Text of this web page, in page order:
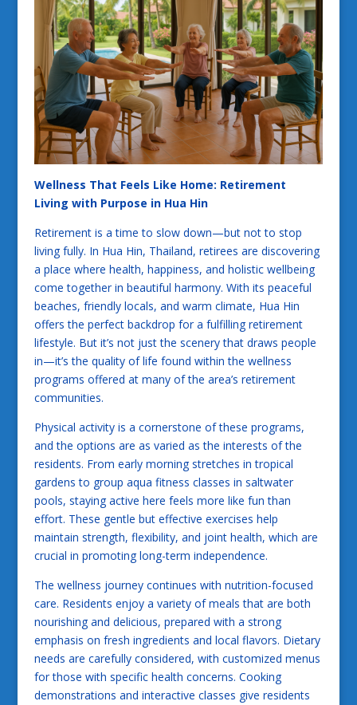
Wellness That Feels Like Home: Retirement
Living with Purpose in Hua Hin
Retirement is a time to slow down—but not to stop
living fully. In Hua Hin, Thailand, retirees are discovering
a place where health, happiness, and holistic wellbeing
come together in beautiful harmony. With its peaceful
beaches, friendly locals, and warm climate, Hua Hin
offers the perfect backdrop for a fulfilling retirement
lifestyle. But it’s not just the scenery that draws people
in—it’s the quality of life found within the wellness
programs offered at many of the area’s retirement
communities.
Physical activity is a cornerstone of these programs,
and the options are as varied as the interests of the
residents. From early morning stretches in tropical
gardens to group aqua fitness classes in saltwater
pools, staying active here feels more like fun than
effort. These gentle but effective exercises help
maintain strength, flexibility, and joint health, which are
crucial in promoting long-term independence.
The wellness journey continues with nutrition-focused
care. Residents enjoy a variety of meals that are both
nourishing and delicious, prepared with a strong
emphasis on fresh ingredients and local flavors. Dietary
needs are carefully considered, with customized menus
for those with specific health concerns. Cooking
demonstrations and interactive classes give residents